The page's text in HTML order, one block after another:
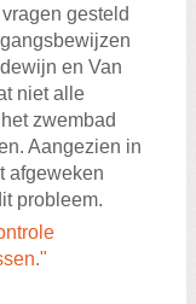
gesteld
en Van
niet alle
zwembad
Aangezien in
afgeweken
probleem.